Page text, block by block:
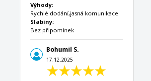
Výhody:
Rychlé dodání,jasná komunikace
Slabiny:
Bez připomínek
Bohumil S.
17.12.2025